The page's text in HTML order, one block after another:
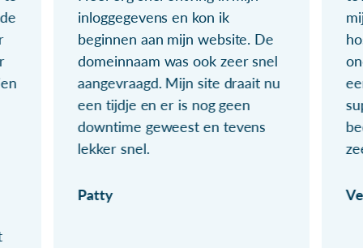
inloggegevens en kon ik
beginnen aan mijn website. De
domeinnaam was ook zeer snel
aangevraagd. Mijn site draait nu
een tijdje en er is nog geen
downtime geweest en tevens
lekker snel.
Patty